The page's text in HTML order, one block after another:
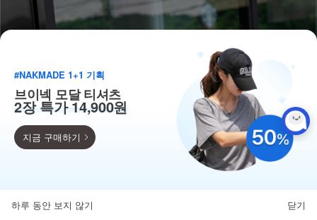
득템찬스
#NAKMADE 1+1 기획
브이넥 모달 티셔츠
2장 특가 14,900원
지금 구매하기
하루 동안 보지 않기 닫기
뒤로가기 카테고리 마이페이지